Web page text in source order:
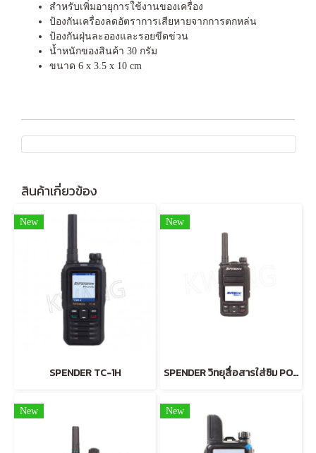
สำหรับเพิ่มอายุการใช้งานของเครื่อง
ป้องกันเครื่องลดอัตราการเสียหายจากการตกหล่น
ป้องกันฝุ่นละอองและรอยขีดข่วน
น้ำหนักของสินค้า 30 กรัม
ขนาด 6 x 3.5 x 10 cm
สินค้าเกี่ยวข้อง
New
SPENDER TC-1H
New
SPENDER วิทยุสื่อสารใส่ซิม POC TC-11HW
New New